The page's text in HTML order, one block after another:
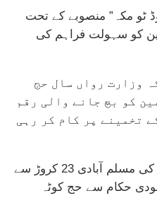
ٹو مکہ” منصوبے کے تحت
عازمین کو سہولت فراہم کی
وزارت رواں سال حج
کو بچ جانے والی رقم
تخمینے پر کام کر رہی
انہوں نے مزید کہا کہ پاکستان کی مسلم آبادی 23 کروڑ سے
حکام سے حج کوٹہ